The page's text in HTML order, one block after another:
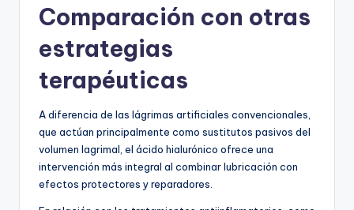
Comparación con otras
estrategias
terapéuticas
A diferencia de las lágrimas artificiales convencionales,
que actúan principalmente como sustitutos pasivos del
volumen lagrimal, el ácido hialurónico ofrece una
intervención más integral al combinar lubricación con
efectos protectores y reparadores.